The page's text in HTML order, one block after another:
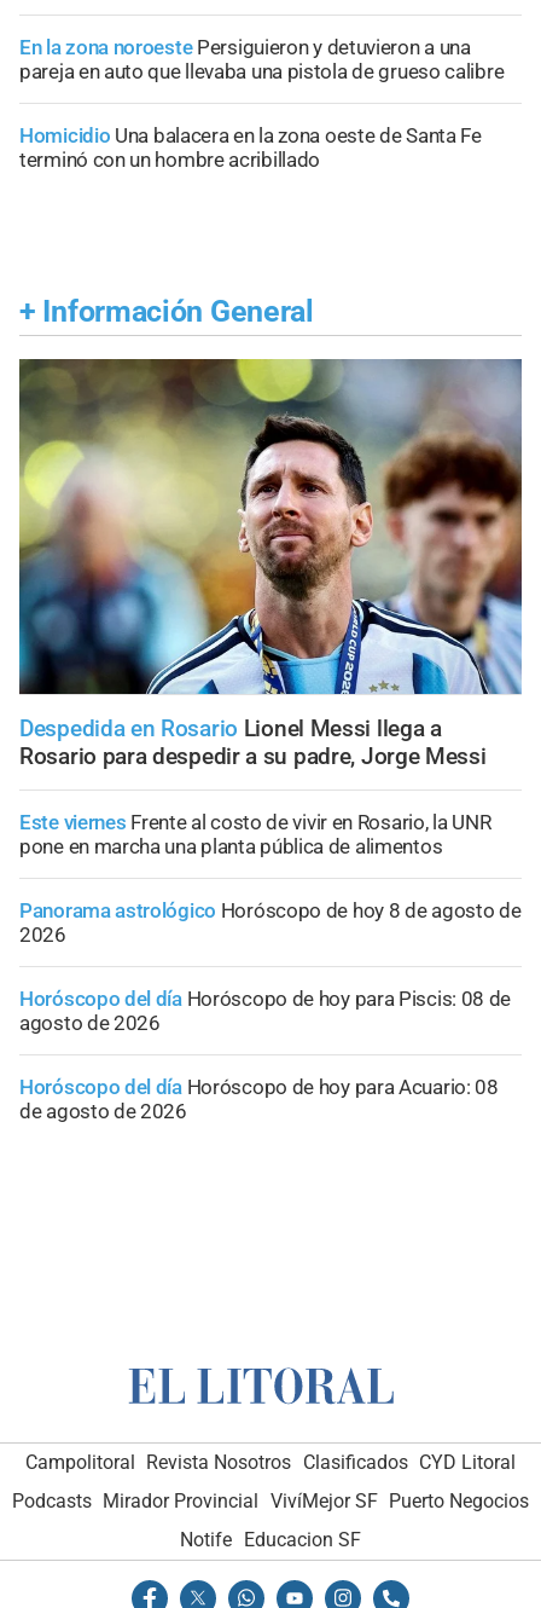
En la zona noroeste Persiguieron y detuvieron a una
pareja en auto que llevaba una pistola de grueso calibre
Homicidio Una balacera en la zona oeste de Santa Fe
terminó con un hombre acribillado
+ Información General
Despedida en Rosario Lionel Messi llega a
Rosario para despedir a su padre, Jorge Messi
Este viernes Frente al costo de vivir en Rosario, la UNR
pone en marcha una planta pública de alimentos
Panorama astrológico Horóscopo de hoy 8 de agosto de
2026
Horóscopo del día Horóscopo de hoy para Piscis: 08 de
agosto de 2026
Horóscopo del día Horóscopo de hoy para Acuario: 08
de agosto de 2026
Campolitoral Revista Nosotros Clasificados CYD Litoral
Podcasts Mirador Provincial VivíMejor SF Puerto Negocios
Notife Educacion SF